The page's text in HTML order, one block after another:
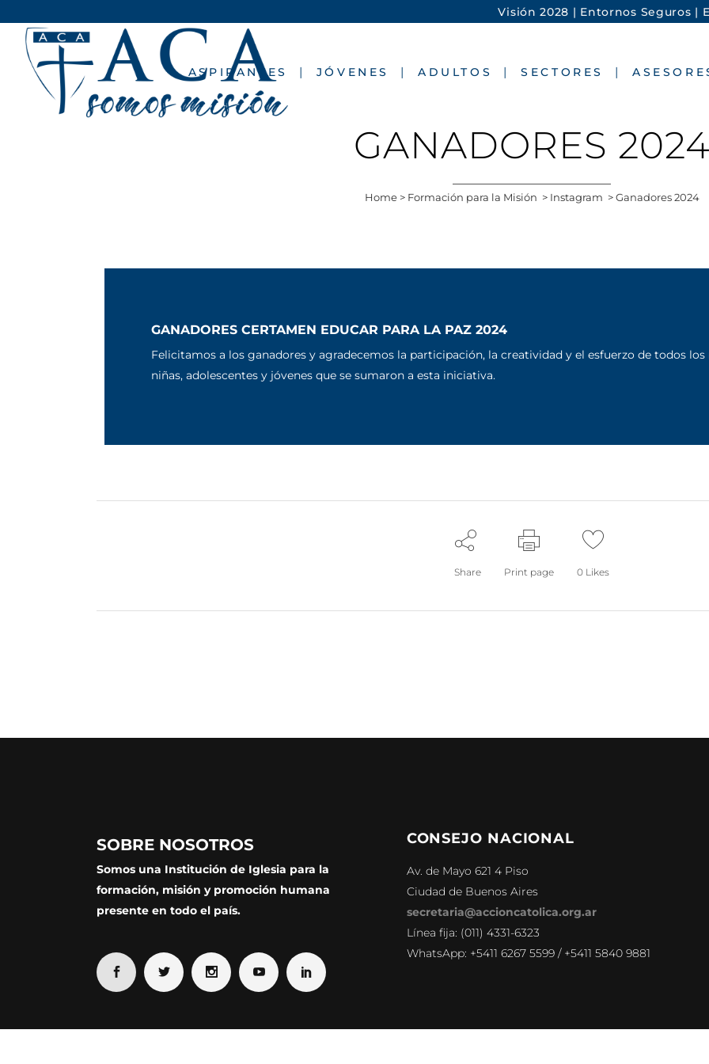
Visión 2028 | Entornos Seguros |
ASPIRANTES JÓVENES ADULTOS SECTORES
GANADORES 2024
Home> Formación para la Misión > Instagram >Ganadores 2024
GANADORES CERTAMEN EDUCAR PARA LA PAZ 2024
Felicitamos a los ganadores y agradecemos la participación, la creatividad y el esfuerzo de todos los
niñas, adolescentes y jóvenes que se sumaron a esta iniciativa.
Share Print page 0 Likes
SOBRE NOSOTROS
Somos una Institución de Iglesia para la
formación, misión y promoción humana
presente en todo el país.
CONSEJO NACIONAL
Av. de Mayo 621 4 Piso
Ciudad de Buenos Aires
secretaria@accioncatolica.org.ar
Línea fija: (011) 4331-6323
WhatsApp: +5411 6267 5599 / +5411 5840 9881